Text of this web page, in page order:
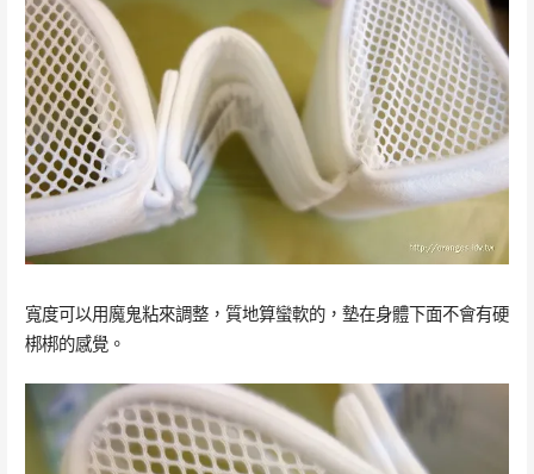
寬度可以用魔鬼粘來調整，質地算蠻軟的，墊在身體下面不會有硬
梆梆的感覺。